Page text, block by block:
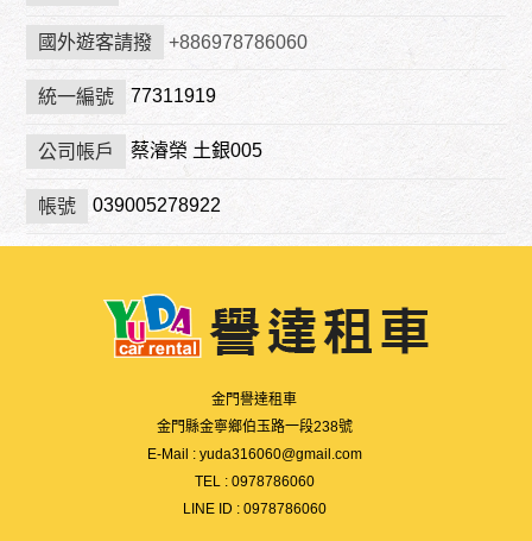
國外遊客請撥 +886978786060
統一編號 77311919
公司帳戶 蔡濬榮 土銀005
帳號 039005278922
金門譽達租車
金門縣金寧鄉伯玉路一段238號
E-Mail : yuda316060@gmail.com
TEL : 0978786060
LINE ID : 0978786060